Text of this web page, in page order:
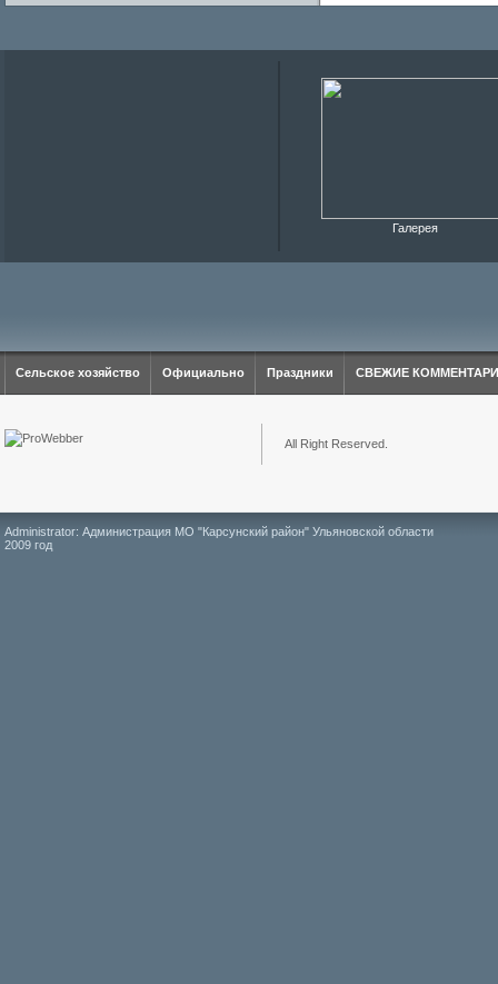
Галерея
Сельское хозяйство Официально Праздники СВЕЖИЕ
All Right Reserved.
Administrator: Администрация МО "Карсунский район" Ульяновской области
2009 год